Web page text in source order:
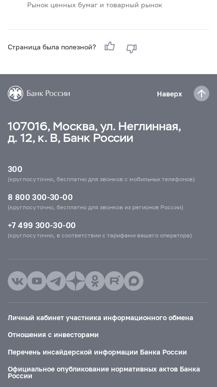
Рынок ценных бумаг и товарный рынок
Страница была полезной?
Наверх
107016, Москва, ул. Неглинная,
д. 12, к. В, Банк России
300
(круглосуточно, бесплатно для звонков с мобильных телефонов)
8 800 300-30-00
(круглосуточно, бесплатно для звонков из регионов России)
+7 499 300-30-00
(круглосуточно, в соответствии с тарифами вашего оператора)
Личный кабинет участника информационного обмена
Отношения с инвесторами
Перечень инсайдерской информации Банка России
Официальное опубликование нормативных актов Банка
России